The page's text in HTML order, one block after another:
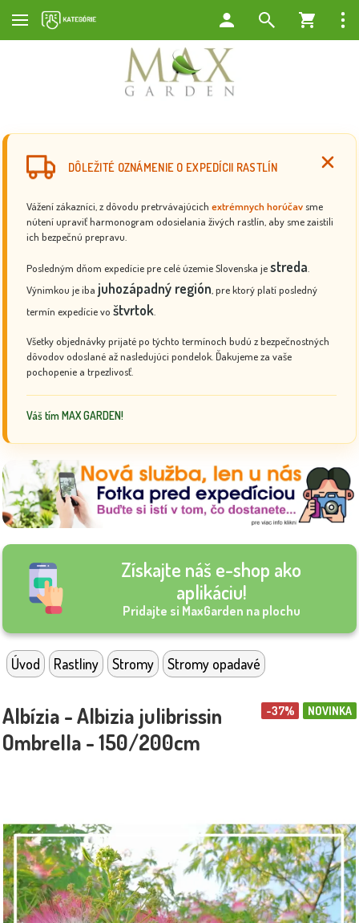
DÔLEŽITÉ OZNÁMENIE O EXPEDÍCII RASTLÍN
Vážení zákazníci, z dôvodu pretrvávajúcich extrémnych horúčav sme
nútení upraviť harmonogram odosielania živých rastlín, aby sme zaistili
ich bezpečnú prepravu.
Posledným dňom expedície pre celé územie Slovenska jestreda
Výnimkou je iba juhozápadný región , pre ktorý platí posledný
termín expedície vo štvrtok
Všetky objednávky prijaté po týchto termínoch budú z bezpečnostných
dôvodov odoslané až nasledujúci pondelok. Ďakujeme za vaše
pochopenie a trpezlivosť.
Váš tím MAX GARDEN!
Získajte náš e-shop ako
aplikáciu!
Pridajte si MaxGarden na plochu
Úvod Rastliny Stromy Stromy opadavé
NOVINKA
-37%
Albízia - Albizia julibrissin
Ombrella - 150/200cm